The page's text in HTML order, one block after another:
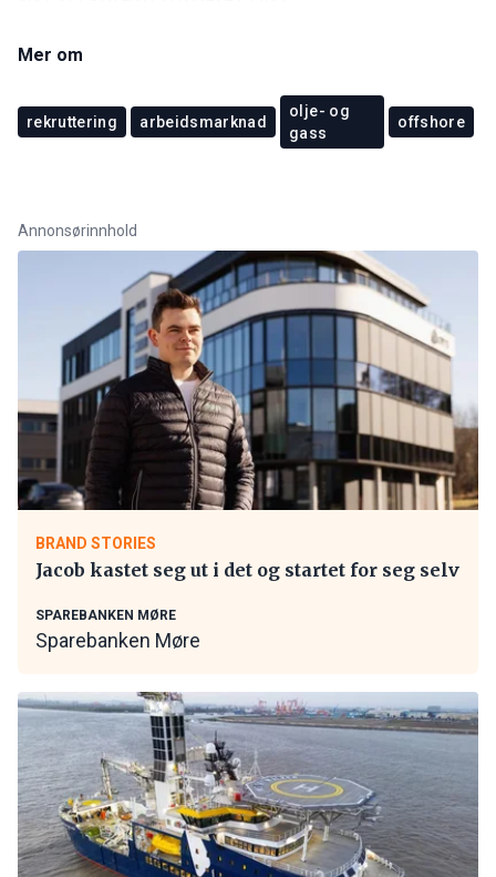
Mer om
rekruttering arbeidsmarknad
olje- og
gass
offshore
Annonsørinnhold
BRAND STORIES
Jacob kastet seg ut i det og startet for seg selv
SPAREBANKEN MØRE
Sparebanken Møre